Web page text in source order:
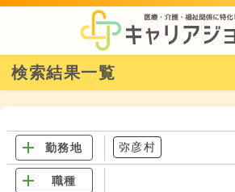
検索結果一覧
勤務地 弥彦村
職種